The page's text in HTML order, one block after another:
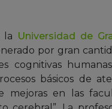
la Universidad de
por gran
cognitivas
básicos de
mejoras en las